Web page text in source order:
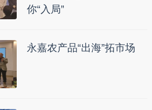
你“入局”
永嘉农产品“出海”拓市场